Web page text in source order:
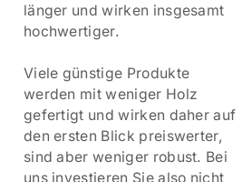
länger und wirken insgesamt
hochwertiger.
Viele günstige Produkte
werden mit weniger Holz
gefertigt und wirken daher auf
den ersten Blick preiswerter,
sind aber weniger robust. Bei
uns investieren Sie also nicht